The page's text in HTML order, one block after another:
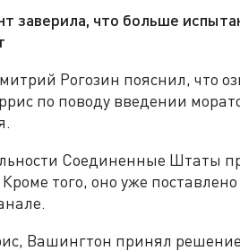
заверила, что больше
Рогозин пояснил, что
по поводу введении
Соединенные Штаты
того, оно уже
Вашингтон принял